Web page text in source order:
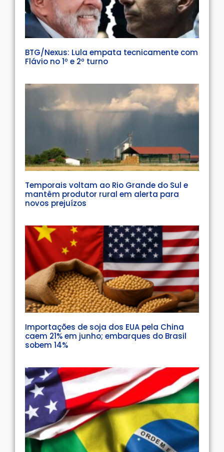
BTG/Nexus: Lula empata tecnicamente com
Flávio no 1º e 2º turno
Temporais voltam ao Rio Grande do Sul e
mantêm produtor rural em alerta para
novos prejuízos
Importações de soja dos EUA pela China
caem 21% em junho; embarques do Brasil
sobem 14%